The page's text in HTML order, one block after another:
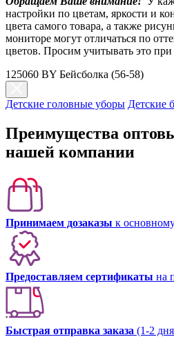
настройки по цветам, яркости и
цвета самого товара, а также
мониторе могут отличаться по
цветов. Просим учитывать это при
125060 BY Бейсболка (56-58)
Детские головные уборы Детские
Преимущества
нашей компании
Принимаем дозаказы к
Предоставляем сертификаты на
Быстрая отправка заказа (1-2